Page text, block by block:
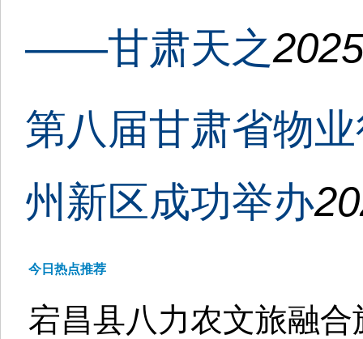
——甘肃天之
第八届甘肃省物
州新区成功举办
今日热点推荐
宕昌县八力农文旅融